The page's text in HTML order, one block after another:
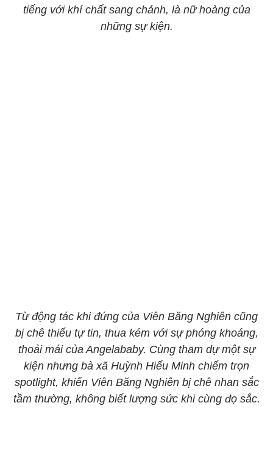
tiếng với khí chất sang chảnh, là nữ hoàng của
những sự kiện.
Từ động tác khi đứng của Viên Băng Nghiên cũng
bị chê thiếu tự tin, thua kém với sự phóng khoáng,
thoải mái của Angelababy. Cùng tham dự một sự
kiện nhưng bà xã Huỳnh Hiểu Minh chiếm trọn
spotlight, khiến Viên Băng Nghiên bị chê nhan sắc
tầm thường, không biết lượng sức khi cùng đọ sắc.